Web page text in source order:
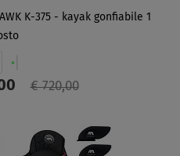
K-375 - kayak gonfiabile 1
€ 720,00